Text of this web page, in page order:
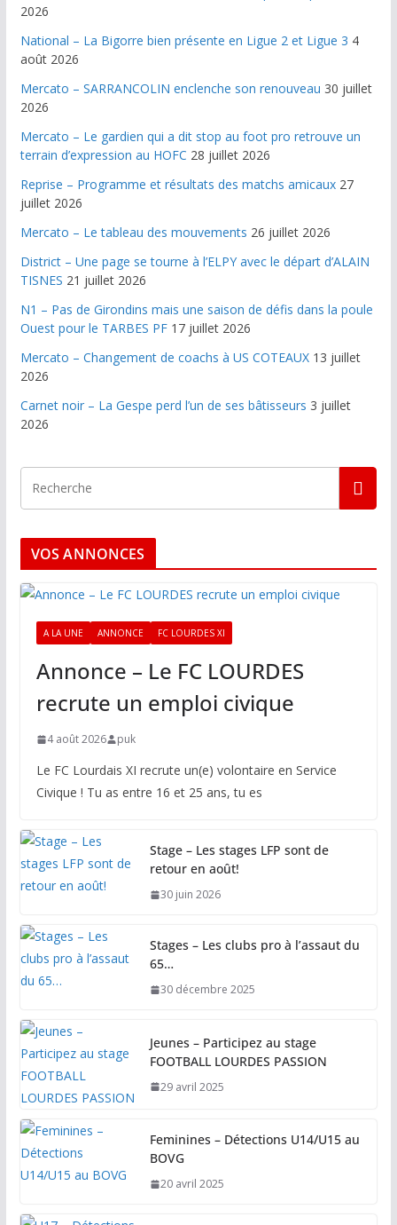
2026
National – La Bigorre bien présente en Ligue 2 et Ligue 3 4
août 2026
Mercato – SARRANCOLIN enclenche son renouveau 30 juillet
2026
Mercato – Le gardien qui a dit stop au foot pro retrouve un
terrain d’expression au HOFC 28 juillet 2026
Reprise – Programme et résultats des matchs amicaux 27
juillet 2026
Mercato – Le tableau des mouvements 26 juillet 2026
District – Une page se tourne à l’ELPY avec le départ d’ALAIN
TISNES 21 juillet 2026
N1 – Pas de Girondins mais une saison de défis dans la poule
Ouest pour le TARBES PF 17 juillet 2026
Mercato – Changement de coachs à US COTEAUX 13 juillet
2026
Carnet noir – La Gespe perd l’un de ses bâtisseurs 3 juillet
2026
VOS ANNONCES
A LA UNE ANNONCE FC LOURDES XI
Annonce – Le FC LOURDES
recrute un emploi civique
4 août 2026 puk
Le FC Lourdais XI recrute un(e) volontaire en Service
Civique ! Tu as entre 16 et 25 ans, tu es
Stage – Les stages LFP sont de
retour en août!
30 juin 2026
Stages – Les clubs pro à l’assaut du
65…
30 décembre 2025
Jeunes – Participez au stage
FOOTBALL LOURDES PASSION
29 avril 2025
Feminines – Détections U14/U15 au
BOVG
20 avril 2025